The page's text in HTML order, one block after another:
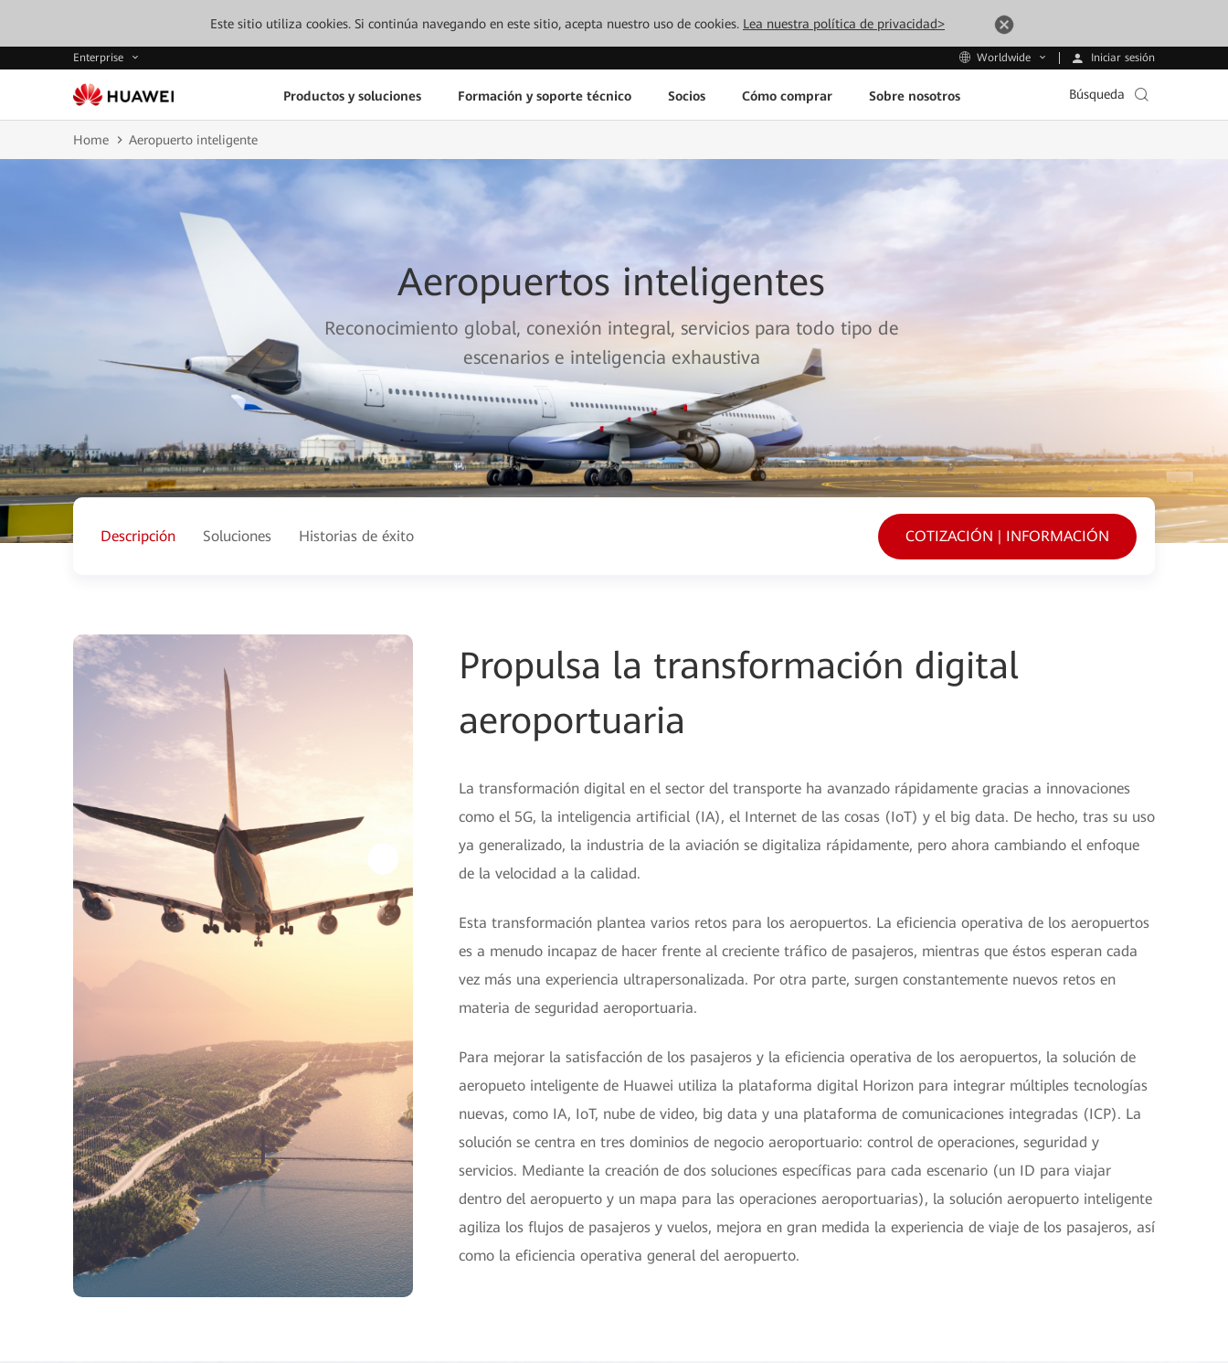
Este sitio utiliza cookies. Si continúa navegando en este sitio, acepta nuestro uso de cookies. Lea nuestra política de privacidad>
Enterprise Worldwide Iniciar sesión
Productos y soluciones Formación y soporte técnico Socios Cómo comprar Sobre nosotros Búsqueda
Home Aeropuerto inteligente
Aeropuertos inteligentes
Reconocimiento global, conexión integral, servicios para todo tipo de
escenarios e inteligencia exhaustiva
Descripción Soluciones Historias de éxito COTIZACIÓN | INFORMACIÓN
Propulsa la transformación digital
aeroportuaria
La transformación digital en el sector del transporte ha avanzado rápidamente gracias a innovaciones
como el 5G, la inteligencia artificial (IA), el Internet de las cosas (IoT) y el big data. De hecho, tras su uso
ya generalizado, la industria de la aviación se digitaliza rápidamente, pero ahora cambiando el enfoque
de la velocidad a la calidad.
Esta transformación plantea varios retos para los aeropuertos. La eficiencia operativa de los aeropuertos
es a menudo incapaz de hacer frente al creciente tráfico de pasajeros, mientras que éstos esperan cada
vez más una experiencia ultrapersonalizada. Por otra parte, surgen constantemente nuevos retos en
materia de seguridad aeroportuaria.
Para mejorar la satisfacción de los pasajeros y la eficiencia operativa de los aeropuertos, la solución de
aeropueto inteligente de Huawei utiliza la plataforma digital Horizon para integrar múltiples tecnologías
nuevas, como IA, IoT, nube de video, big data y una plataforma de comunicaciones integradas (ICP). La
solución se centra en tres dominios de negocio aeroportuario: control de operaciones, seguridad y
servicios. Mediante la creación de dos soluciones específicas para cada escenario (un ID para viajar
dentro del aeropuerto y un mapa para las operaciones aeroportuarias), la solución aeropuerto inteligente
agiliza los flujos de pasajeros y vuelos, mejora en gran medida la experiencia de viaje de los pasajeros, así
como la eficiencia operativa general del aeropuerto.